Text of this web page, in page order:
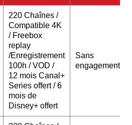
220 Chaînes /
Compatible 4K
/ Freebox
replay
/Enregistrement
100h / VOD /
12 mois Canal+
Series offert / 6
mois de
Disney+ offert
Sans
engagement